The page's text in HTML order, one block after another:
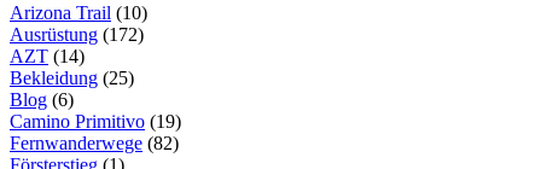
KEG
SPIRITUSKOCHER
Arizona Trail (10)
Ausrüstung (172)
AZT (14)
Bekleidung (25)
Blog (6)
Camino Primitivo (19)
Fernwanderwege (82)
Försterstieg (1)